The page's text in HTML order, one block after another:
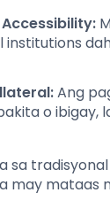
institutions
Ang
o ibigay,
sa
may mataas